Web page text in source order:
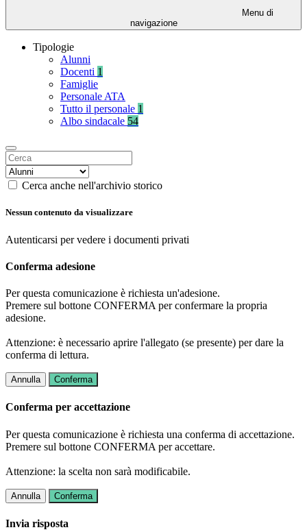
Menu di
navigazione
Tipologie
Alunni
Docenti 1
Famiglie
Personale ATA
Tutto il personale 1
Albo sindacale 54
Cerca anche nell'archivio storico
Nessun contenuto da visualizzare
Autenticarsi per vedere i documenti privati
Conferma adesione
Per questa comunicazione è richiesta un'adesione.
Premere sul bottone CONFERMA per confermare la propria
adesione.
Attenzione: è necessario aprire l'allegato (se presente) per dare la
conferma di lettura.
Annulla Conferma
Conferma per accettazione
Per questa comunicazione è richiesta una conferma di accettazione.
Premere sul bottone CONFERMA per accettare.
Attenzione: la scelta non sarà modificabile.
Annulla Conferma
Invia risposta